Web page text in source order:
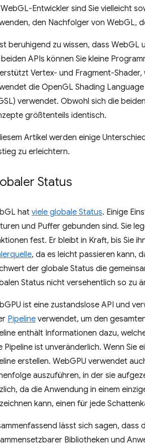
Entwickler sind Sie vielleicht
den Nachfolger von WebGL,
beruhigend zu wissen, dass
APIs können Sie kleine
Vertex- und Fragment-
die OpenGL Shading
verwendet. Obwohl sich die
größtenteils identisch.
Artikel werden einige
zu erleichtern.
Status
hat viele globale Status. Einige
und Puffer gebunden sind. Sie
fest. Er bleibt in Kraft, bis Sie
, da es leicht passieren kann,
der globale Status die
Status nicht versehentlich so zu
ist eine zustandslose API und
Pipeline verwendet, um den
enthält Informationen dazu,
Pipeline ist unveränderlich. Wenn Sie
erstellen. WebGPU verwendet
auszuführen, in der sie
da die Anwendung in einem
kann, einen für jede
lässt sich sagen,
Bibliotheken und